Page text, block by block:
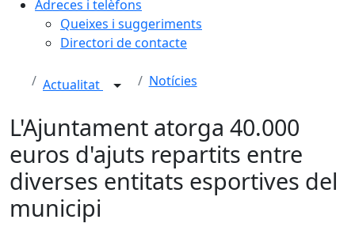
Adreces i telèfons
Queixes i suggeriments
Directori de contacte
Actualitat Notícies
L'Ajuntament atorga 40.000
euros d'ajuts repartits entre
diverses entitats esportives del
municipi